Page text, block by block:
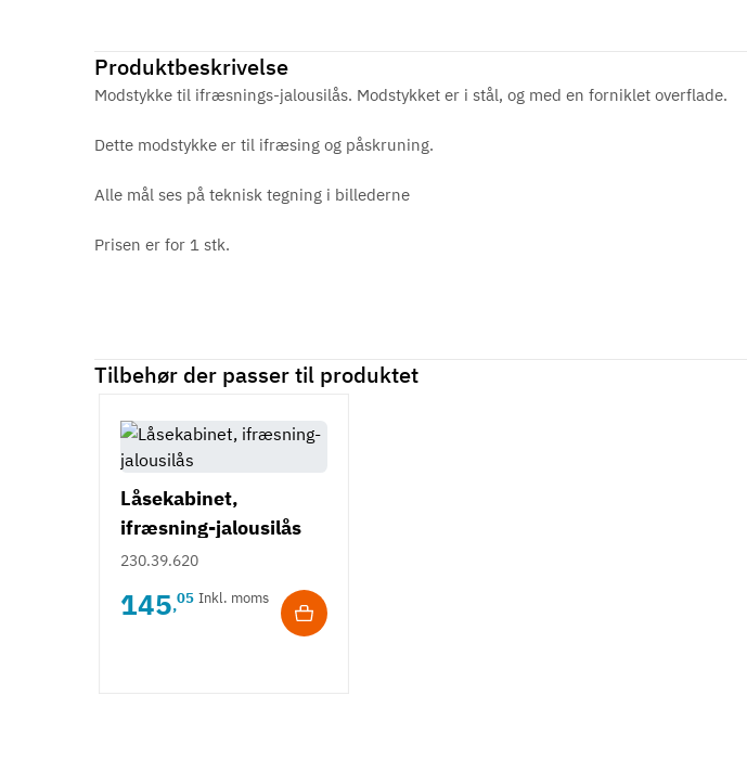
Produktbeskrivelse
Modstykke til ifræsnings-jalousilås. Modstykket er i stål, og med en forniklet overflade.
Dette modstykke er til ifræsing og påskruning.
Alle mål ses på teknisk tegning i billederne
Prisen er for 1 stk.
Tilbehør der passer til produktet
Låsekabinet,
ifræsning-jalousilås
230.39.620
145,05 Inkl. moms